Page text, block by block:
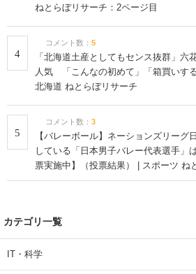
ねとらぼリサーチ：2ページ目
4
コメント数： 5
「北海道土産としてもセンス抜群」六
人気 「こんなの初めて」「箱買いす
北海道 ねとらぼリサーチ
5
コメント数： 3
【バレーボール】ネーションズリーグ
している「日本男子バレー代表選手」
票実施中】（投票結果） | スポーツ ね
カテゴリ一覧
IT・科学